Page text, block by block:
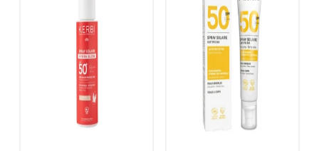
KERBI
Spray Solaire
Glow SPF50+
19,90€
ACORELLE
Spray Solaire
Bio SPF 50
23,95€